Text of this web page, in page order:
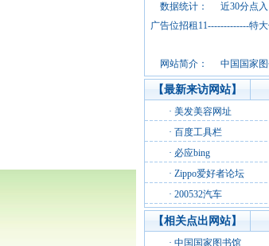
数据统计：
近30分点
广告位招租11-------------特
网站简介：
中国国家
【最新来访网站】
· 美发美容网址
· 百度工具栏
· 必应bing
· Zippo爱好者论坛
· 200532汽车
【相关点出网站】
· 中国国家图书馆